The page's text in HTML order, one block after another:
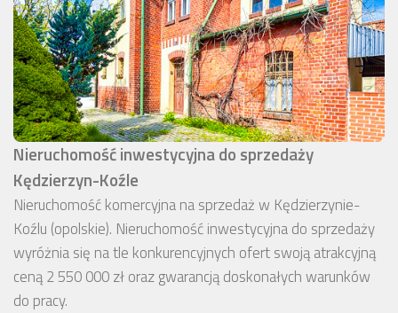
Nieruchomość inwestycyjna do sprzedaży
Kędzierzyn-Koźle
Nieruchomość komercyjna na sprzedaż w Kędzierzynie-
Koźlu (opolskie). Nieruchomość inwestycyjna do sprzedaży
wyróżnia się na tle konkurencyjnych ofert swoją atrakcyjną
ceną 2 550 000 zł oraz gwarancją doskonałych warunków
do pracy.